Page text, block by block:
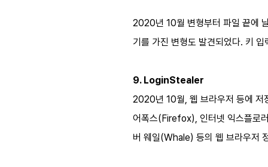
2020년 10월 변형부터 파일 끝에
기를 가진 변형도 발견되었다. 키
9. LoginStealer
2020년 10월, 웹 브라우저 등에 저
어폭스(Firefox), 인터넷 익스플로
버 웨일(Whale) 등의 웹 브라우저